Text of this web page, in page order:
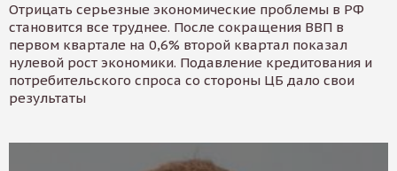
Отрицать серьезные экономические проблемы в РФ
становится все труднее. После сокращения ВВП в
первом квартале на 0,6% второй квартал показал
нулевой рост экономики. Подавление кредитования и
потребительского спроса со стороны ЦБ дало свои
результаты